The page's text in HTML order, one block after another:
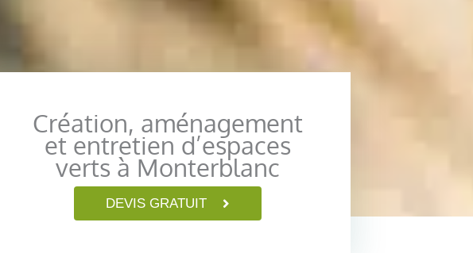
Création, aménagement
et entretien d’espaces
verts à Monterblanc
DEVIS GRATUIT